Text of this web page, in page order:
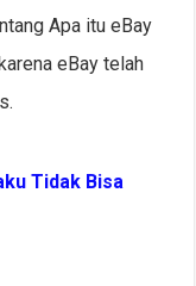
Apa itu eBay
eBay telah
Tidak Bisa